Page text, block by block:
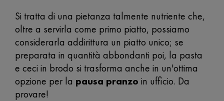
Si tratta di una pietanza talmente nutriente che,
oltre a servirla come primo piatto, possiamo
considerarla addirittura un piatto unico; se
preparata in quantità abbondanti poi, la pasta
e ceci in brodo si trasforma anche in un'ottima
opzione per la pausa pranzo in ufficio. Da
provare!